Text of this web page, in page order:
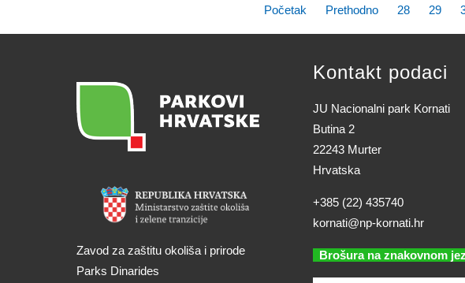
Početak Prethodno 28 29
Zavod za zaštitu okoliša i prirode
Parks Dinarides
Kontakt podaci
JU Nacionalni park Kornati
Butina 2
22243 Murter
Hrvatska
+385 (22) 435740
kornati@np-kornati.hr
Brošura na znakovnom